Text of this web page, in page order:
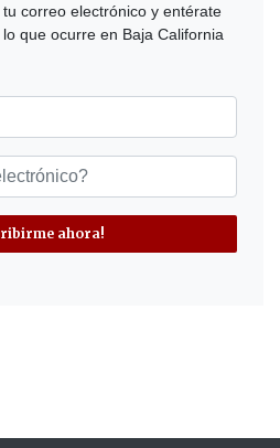
correo electrónico y entérate
que ocurre en Baja California
ahora!